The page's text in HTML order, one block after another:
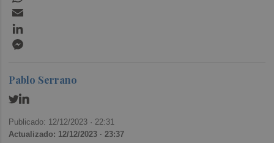
Pablo Serrano
Publicado: 12/12/2023 · 22:31
Actualizado: 12/12/2023 · 23:37